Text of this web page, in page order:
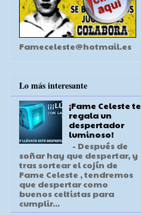
Fameceleste@hotmail.es
Lo más interesante
¡Fame Celeste te
regala un
despertador
luminoso!
- Después de
soñar hay que despertar, y
tras sortear el cojín de
Fame Celeste , tendremos
que despertar como
buenos celtistas para
cumplir...